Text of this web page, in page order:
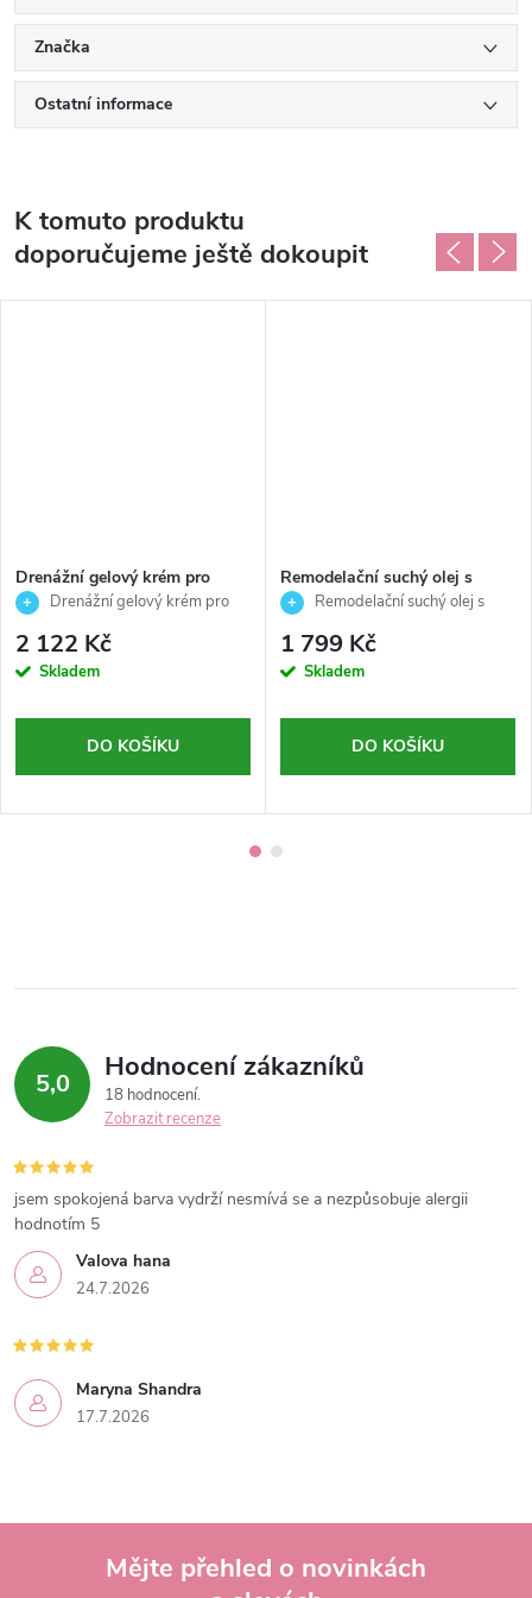
Značka
Ostatní informace
K tomuto produktu
doporučujeme ještě dokoupit
Drenážní gelový krém pro
lehkost nohou .501 - Boost -
Drenážní gelový krém pro
2 122 Kč
Skladem
DO KOŠÍKU
Remodelační suchý olej s
litinovým a anticelulitidním
Arosha - 100ml
Remodelační suchý olej s
účinkem 🔥
1 799 Kč
Skladem
DO KOŠÍKU
5,0 Hodnocení zákazníků
18 hodnocení
Zobrazit recenze
Valova hana
24.7.2026
jsem spokojená barva vydrží nesmívá se a nezpůsobuje alergii
hodnotím 5
Maryna Shandra
17.7.2026
Mějte přehled o novinkách